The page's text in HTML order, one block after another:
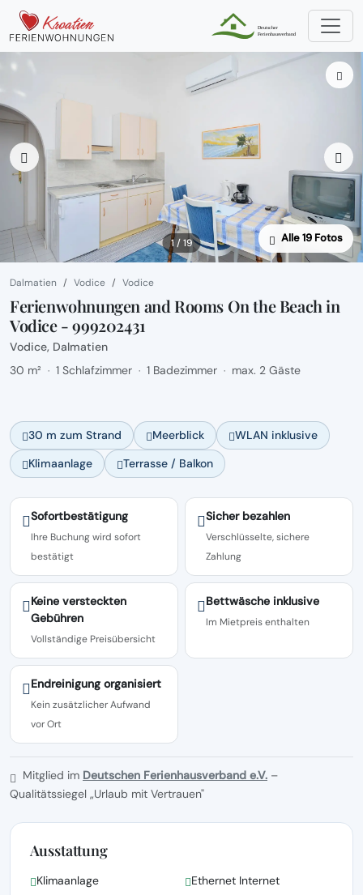
1 / 19 Alle 19 Fotos
Dalmatien Vodice Vodice
Ferienwohnungen and Rooms On the Beach in
Vodice - 999202431
Vodice, Dalmatien
30 m² · 1 Schlafzimmer · 1 Badezimmer · max. 2 Gäste
30 m zum Strand Meerblick
WLAN inklusive
Klimaanlage
Terrasse / Balkon
Sofortbestätigung
Ihre Buchung wird sofort
bestätigt
Sicher bezahlen
Verschlüsselte, sichere
Zahlung
Keine versteckten
Gebühren
Vollständige Preisübersicht
Bettwäsche inklusive
Im Mietpreis enthalten
Endreinigung organisiert
Kein zusätzlicher Aufwand
vor Ort
Mitglied im Deutschen Ferienhausverband e.V. –
Qualitätssiegel „Urlaub mit Vertrauen"
Ausstattung
Klimaanlage
Ethernet Internet